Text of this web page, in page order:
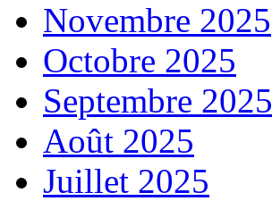
Novembre 2025
Octobre 2025
Septembre 2025
Août 2025
Juillet 2025